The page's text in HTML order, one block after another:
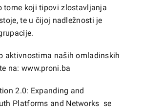
tome koji tipovi zlostavljanja
te u čijoj nadležnosti je
aktivnostima naših omladinskih
na: www.proni.ba
2.0: Expanding and
Platforms and Networks se